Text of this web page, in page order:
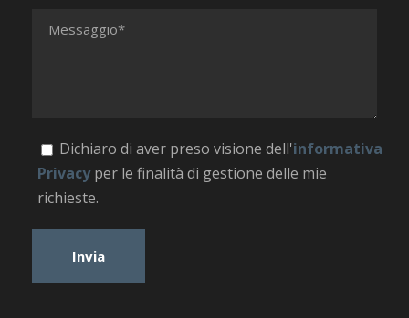
Dichiaro di aver preso visione dell'informativa
Privacyper le finalità di gestione delle mie
richieste.